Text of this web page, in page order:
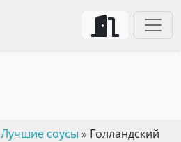
Лучшие соусы » Голландский